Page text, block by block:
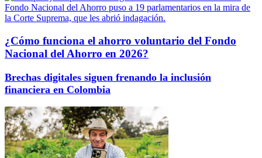
¿Cómo funciona el ahorro voluntario del Fondo
Nacional del Ahorro en 2026?
Brechas digitales siguen frenando la inclusión
financiera en Colombia